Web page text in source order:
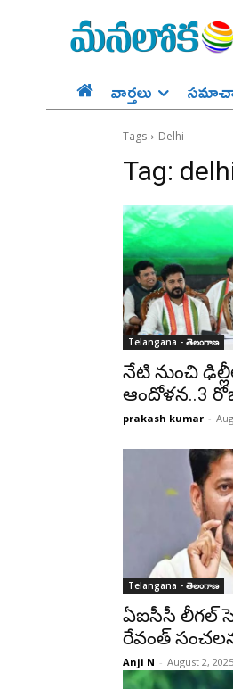
వార్తలు
Tags Delhi
Tag:
Telangana - తెలంగాణ
నేటి నుంచి
ఆందోళన..3
prakash kumar -
Telangana - తెలంగాణ
ఏఐసీసీ లీగల్
రేవంత్
Anji N - August 2,